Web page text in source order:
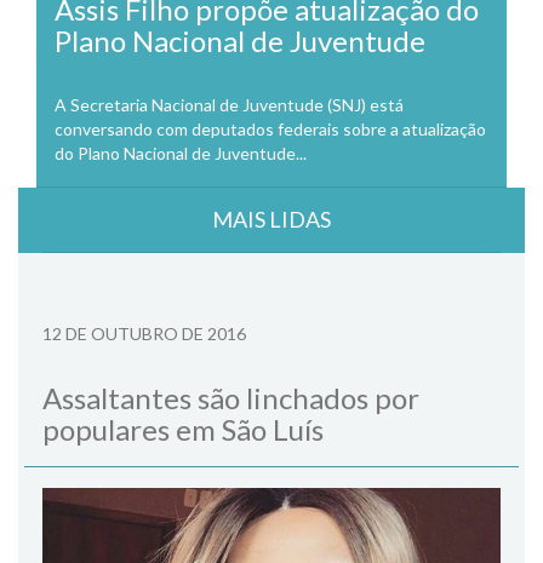
Assis Filho propõe atualização do
Plano Nacional de Juventude
A Secretaria Nacional de Juventude (SNJ) está
conversando com deputados federais sobre a atualização
do Plano Nacional de Juventude...
MAIS LIDAS
12 DE OUTUBRO DE 2016
Assaltantes são linchados por
populares em São Luís